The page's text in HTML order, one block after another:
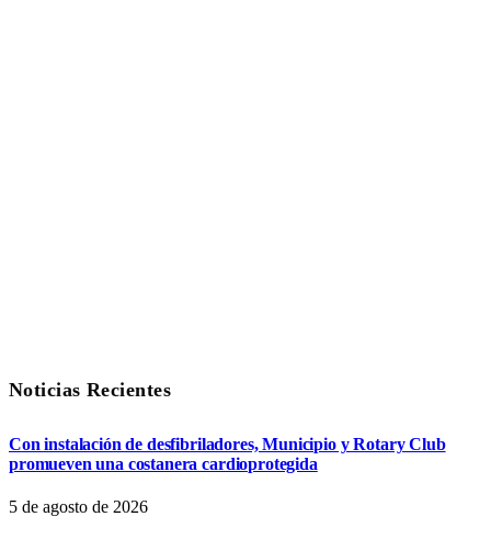
Noticias Recientes
Con instalación de desfibriladores, Municipio y Rotary Club
promueven una costanera cardioprotegida
5 de agosto de 2026